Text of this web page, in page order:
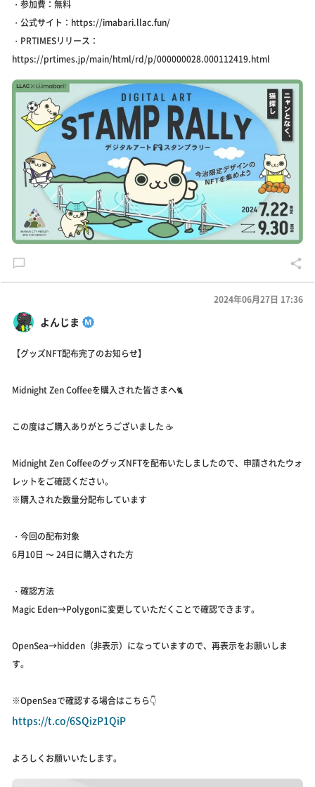
・参加費：無料
・公式サイト：https://imabari.llac.fun/
・PRTIMESリリース：
https://prtimes.jp/main/html/rd/p/000000028.000112419.html
よんじま
2024年06月27日 17:36
【グッズNFT配布完了のお知らせ】
Midnight Zen Coffeeを購入された皆さまへ🐈
この度はご購入ありがとうございました ☕️
Midnight Zen CoffeeのグッズNFTを配布いたしましたので、申請されたウォ
レットをご確認ください。
※購入された数量分配布しています
・今回の配布対象
6月10日 〜 24日に購入された方
・確認方法
Magic Eden→Polygonに変更していただくことで確認できます。
OpenSea→hidden（非表示）になっていますので、再表示をお願いしま
す。
※OpenSeaで確認する場合はこちら👇
https://t.co/6SQizP1QiP
よろしくお願いいたします。